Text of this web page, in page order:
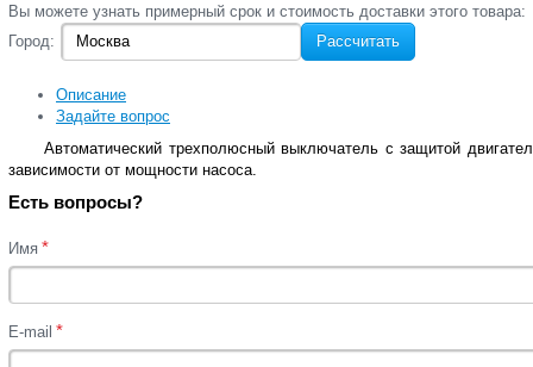
Вы‌ можете‌ узнать‌ примерный срок и стоимость‌ доставки этого товара:
Город:
Рассчитать
Описание
Задайте вопрос
Автоматический трехполюсный выключатель с защитой
зависимости от мощности насоса.
Есть вопросы?
Имя *
E-mail *